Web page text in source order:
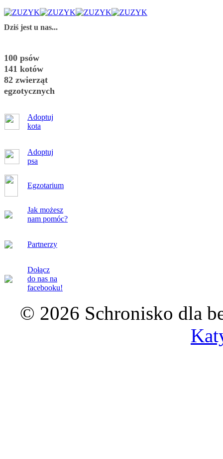
Dziś jest u nas...
100 psów
141 kotów
82 zwierząt
egzotycznych
Adoptuj
kota
Adoptuj
psa
Egzotarium
Jak możesz
nam pomóc?
Partnerzy
Dołącz
do nas na
facebooku!
© 2026 Schronisko dla